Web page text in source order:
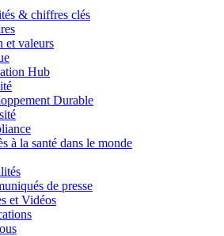
& chiffres clés
et valeurs
Hub
Durable
à la santé dans le monde
de presse
et Vidéos